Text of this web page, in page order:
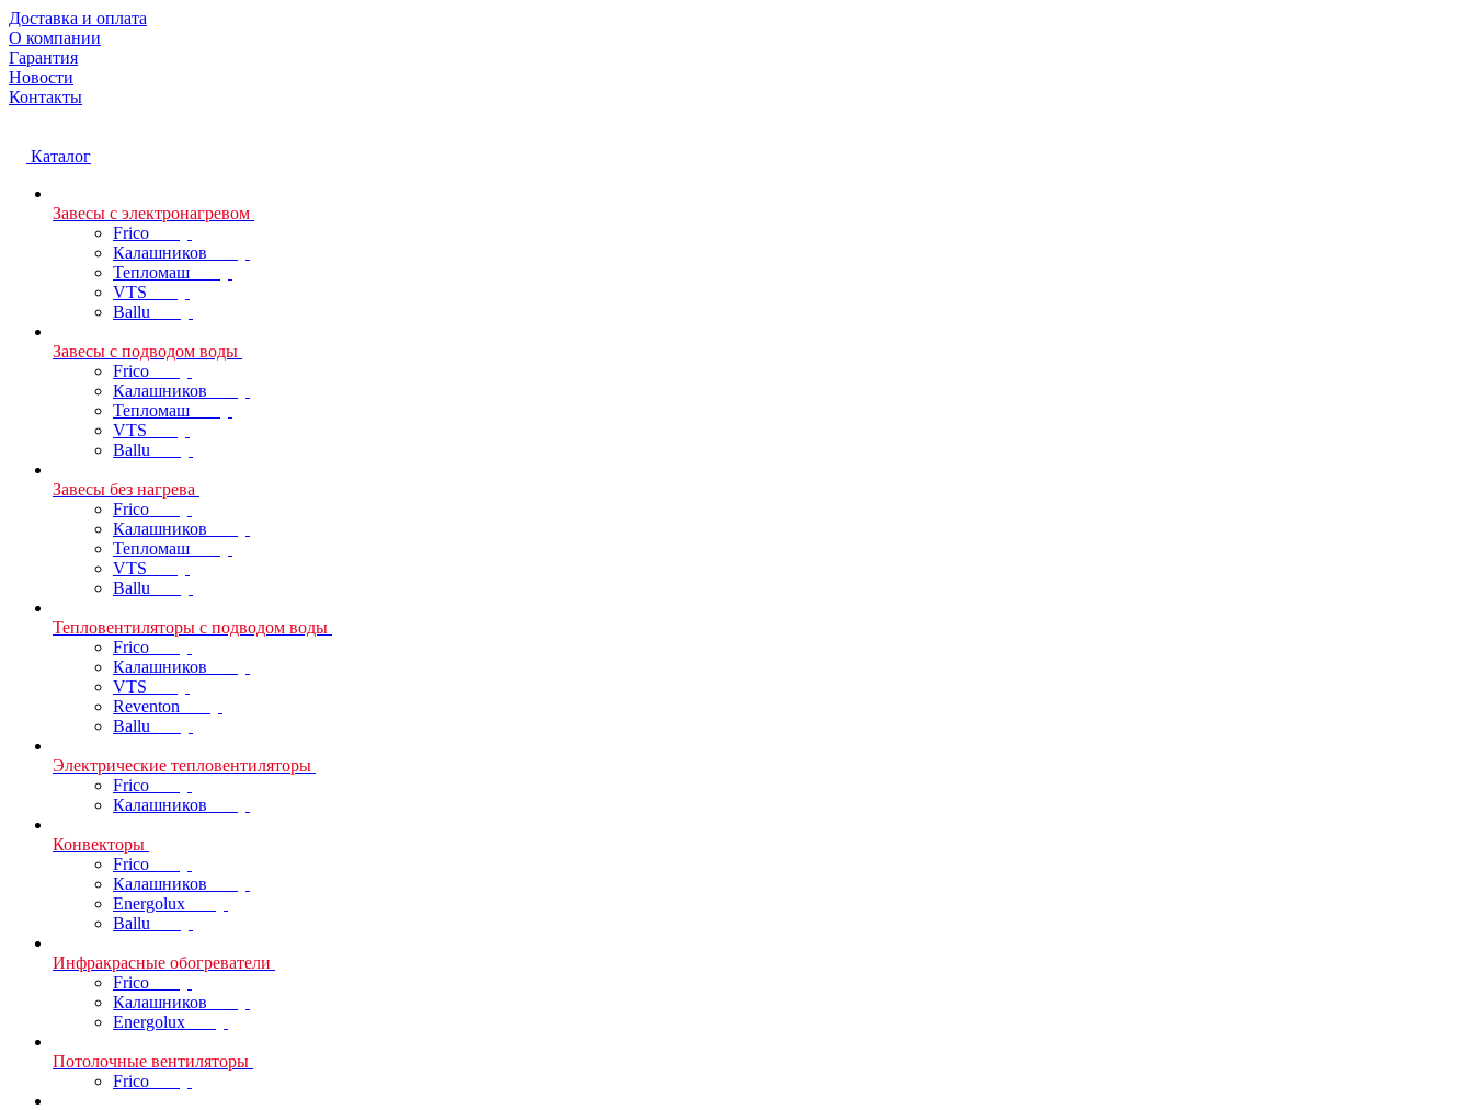
Доставка и оплата
О компании
Гарантия
Новости
Контакты
Каталог
Завесы с электронагревом
Frico
Калашников
Тепломаш
VTS
Ballu
Завесы с подводом воды
Frico
Калашников
Тепломаш
VTS
Ballu
Завесы без нагрева
Frico
Калашников
Тепломаш
VTS
Ballu
Тепловентиляторы с подводом воды
Frico
Калашников
VTS
Reventon
Ballu
Электрические тепловентиляторы
Frico
Калашников
Конвекторы
Frico
Калашников
Energolux
Ballu
Инфракрасные обогреватели
Frico
Калашников
Energolux
Потолочные вентиляторы
Frico